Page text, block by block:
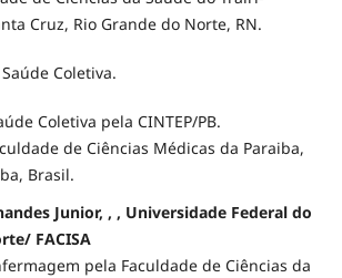
Cruz, Rio Grande do Norte, RN.
Coletiva.
Coletiva pela CINTEP/PB.
de Ciências Médicas da Paraiba,
Brasil.
Junior, , , Universidade Federal do
FACISA
pela Faculdade de Ciências da